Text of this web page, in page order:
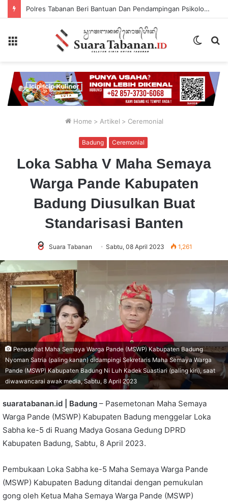
Polres Tabanan Beri Bantuan Dan Pendampingan Psikologis
Switch
Home > Artikel > Ceremonial
Badung Ceremonial
Loka Sabha V Maha Semaya
Warga Pande Kabupaten
Badung Diusulkan Buat
Standarisasi Banten
Suara Tabanan Sabtu, 08 April 2023 1,261
Penasehat Maha Semaya Warga Pande (MSWP) Kabupaten Badung
Nyoman Satria (paling kanan) didampingi Sekretaris Maha Semaya Warga
Pande (MSWP) Kabupaten Badung Ni Luh Kadek Suastiari (paling kiri), saat
diwawancarai awak media, Sabtu, 8 April 2023
suaratabanan.id | Badung – Pasemetonan Maha Semaya
Warga Pande (MSWP) Kabupaten Badung menggelar Loka
Sabha ke-5 di Ruang Madya Gosana Gedung DPRD
Kabupaten Badung, Sabtu, 8 April 2023.
Pembukaan Loka Sabha ke-5 Maha Semaya Warga Pande
(MSWP) Kabupaten Badung ditandai dengan pemukulan
gong oleh Ketua Maha Semaya Warga Pande (MSWP)